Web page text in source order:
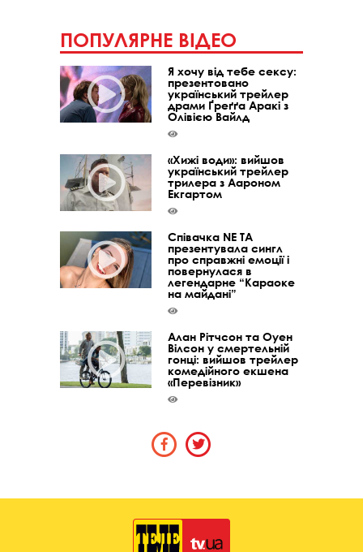
ПОПУЛЯРНЕ ВІДЕО
Я хочу від тебе сексу:
презентовано
український трейлер
драми Ґреґґа Аракі з
Олівією Вайлд
«Хижі води»: вийшов
український трейлер
трилера з Аароном
Екгартом
Співачка NE TA
презентувала сингл
про справжні емоції і
повернулася в
легендарне “Караоке
на майдані”
Алан Рітчсон та Оуен
Вілсон у смертельній
гонці: вийшов трейлер
комедійного екшена
«Перевізник»